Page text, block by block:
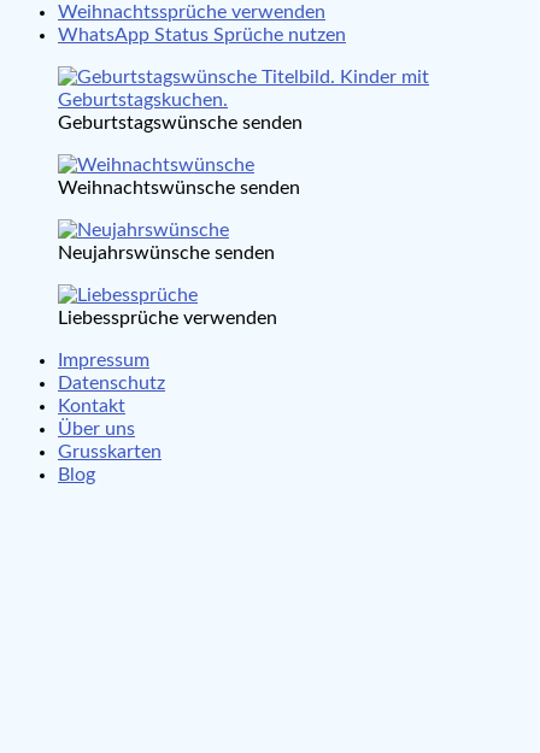
Weihnachtssprüche verwenden
WhatsApp Status Sprüche nutzen
Geburtstagswünsche senden
Weihnachtswünsche senden
Neujahrswünsche senden
Liebessprüche verwenden
Impressum
Datenschutz
Kontakt
Über uns
Grusskarten
Blog